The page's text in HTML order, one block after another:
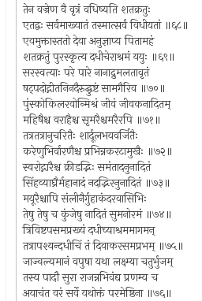
तेन वज्रेण वै वृत्रं वधिष्यति शतक्रतुः
एतद्वः सर्वमाख्यातं तस्मात्सर्वं विधीयतां ॥६८॥
एवमुक्तास्ततो देवा अनुज्ञाप्य पितामहं
शतक्रतुं पुरस्कृत्य दधीचेराश्रमं ययुः ॥६९॥
सरस्वत्याः परे पारे नानाद्रुमलतावृतं
षट्पदोद्गीतनिनदैरुद्घुष्टं सामगैरिव ॥७०॥
पुंस्कोकिलरवोन्मिश्रं जीवं जीवकनादितम्
महिषैश्च वराहैश्च सृमरैश्चमरैरपि ॥७१॥
तत्रतत्रानुचरितैः शार्दूलभयवर्जितैः
करेणुभिर्वारणैश्च प्रभिन्नकरटामुखैः ॥७२॥
स्वरोद्गारैश्च क्रीडद्भिः समंतादनुनादितं
सिंहव्याघ्रैर्महानादं नदद्भिरनुनादितं ॥७३॥
मयूरैश्चापि संलीनैर्गुहाकंदरवासिभिः
तेषु तेषु च कुंजेषु नादितं सुमनोरमं ॥७४॥
त्रिविष्टपसमप्रख्यं दधीच्याश्रममागमन्
तत्रापश्यन्दधीचिं तं दिवाकरसमप्रभम् ॥७५॥
जाज्वल्यमानं वपुषा यथा लक्ष्म्या चतुर्भुजम्
तस्य पादौ सुरा राजन्नभिवंद्य प्रणम्य च
अयाचंत वरं सर्वे यथोक्तं परमेष्ठिना ॥७६॥